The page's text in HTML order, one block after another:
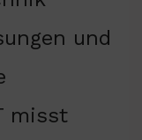
und
misst